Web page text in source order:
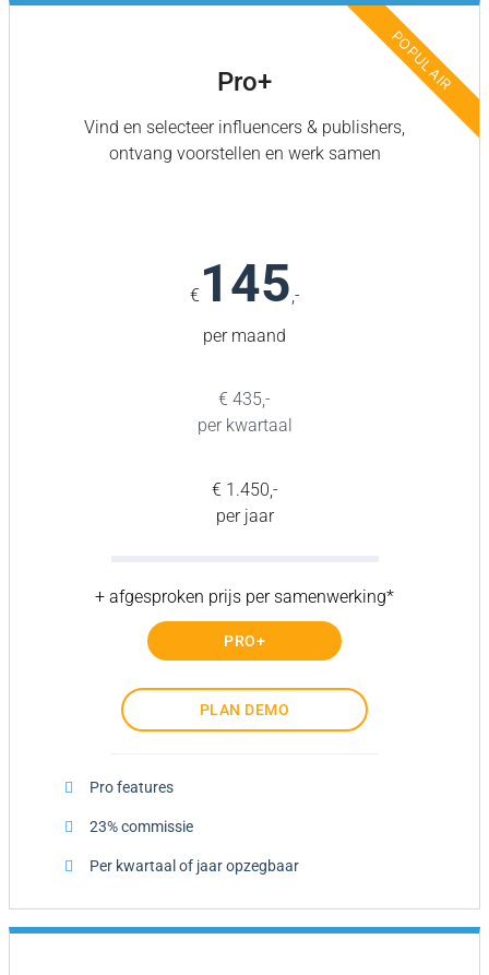
Pro+
Vind en selecteer influencers & publishers,
ontvang voorstellen en werk samen
€ 145,-
per maand
€ 435,-
per kwartaal
€ 1.450,-
per jaar
+ afgesproken prijs per samenwerking*
PRO+
PLAN DEMO
Pro features
23% commissie
Per kwartaal of jaar opzegbaar